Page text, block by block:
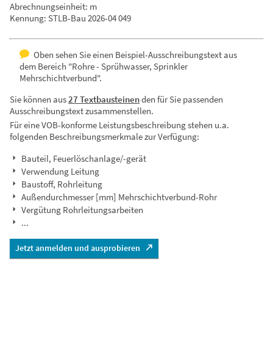
Abrechnungseinheit: m
Kennung: STLB-Bau 2026-04 049
Oben sehen Sie einen Beispiel-Ausschreibungstext aus
dem Bereich "Rohre - Sprühwasser, Sprinkler
Mehrschichtverbund".
Sie können aus27 Textbausteinenden für Sie passenden
Ausschreibungstext zusammenstellen.
Für eine VOB-konforme Leistungsbeschreibung stehen u.a.
folgenden Beschreibungsmerkmale zur Verfügung:
Bauteil, Feuerlöschanlage/-gerät
Verwendung Leitung
Baustoff, Rohrleitung
Außendurchmesser [mm] Mehrschichtverbund-Rohr
Vergütung Rohrleitungsarbeiten
...
Jetzt anmelden und ausprobieren